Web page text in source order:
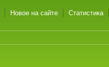
Новое на сайте Статистика